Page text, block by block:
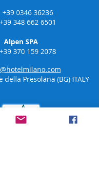
+39 0346 36236
+39 348 662 6501
Alpen SPA
+39 370 159 2078
della Presolana (BG) ITALY